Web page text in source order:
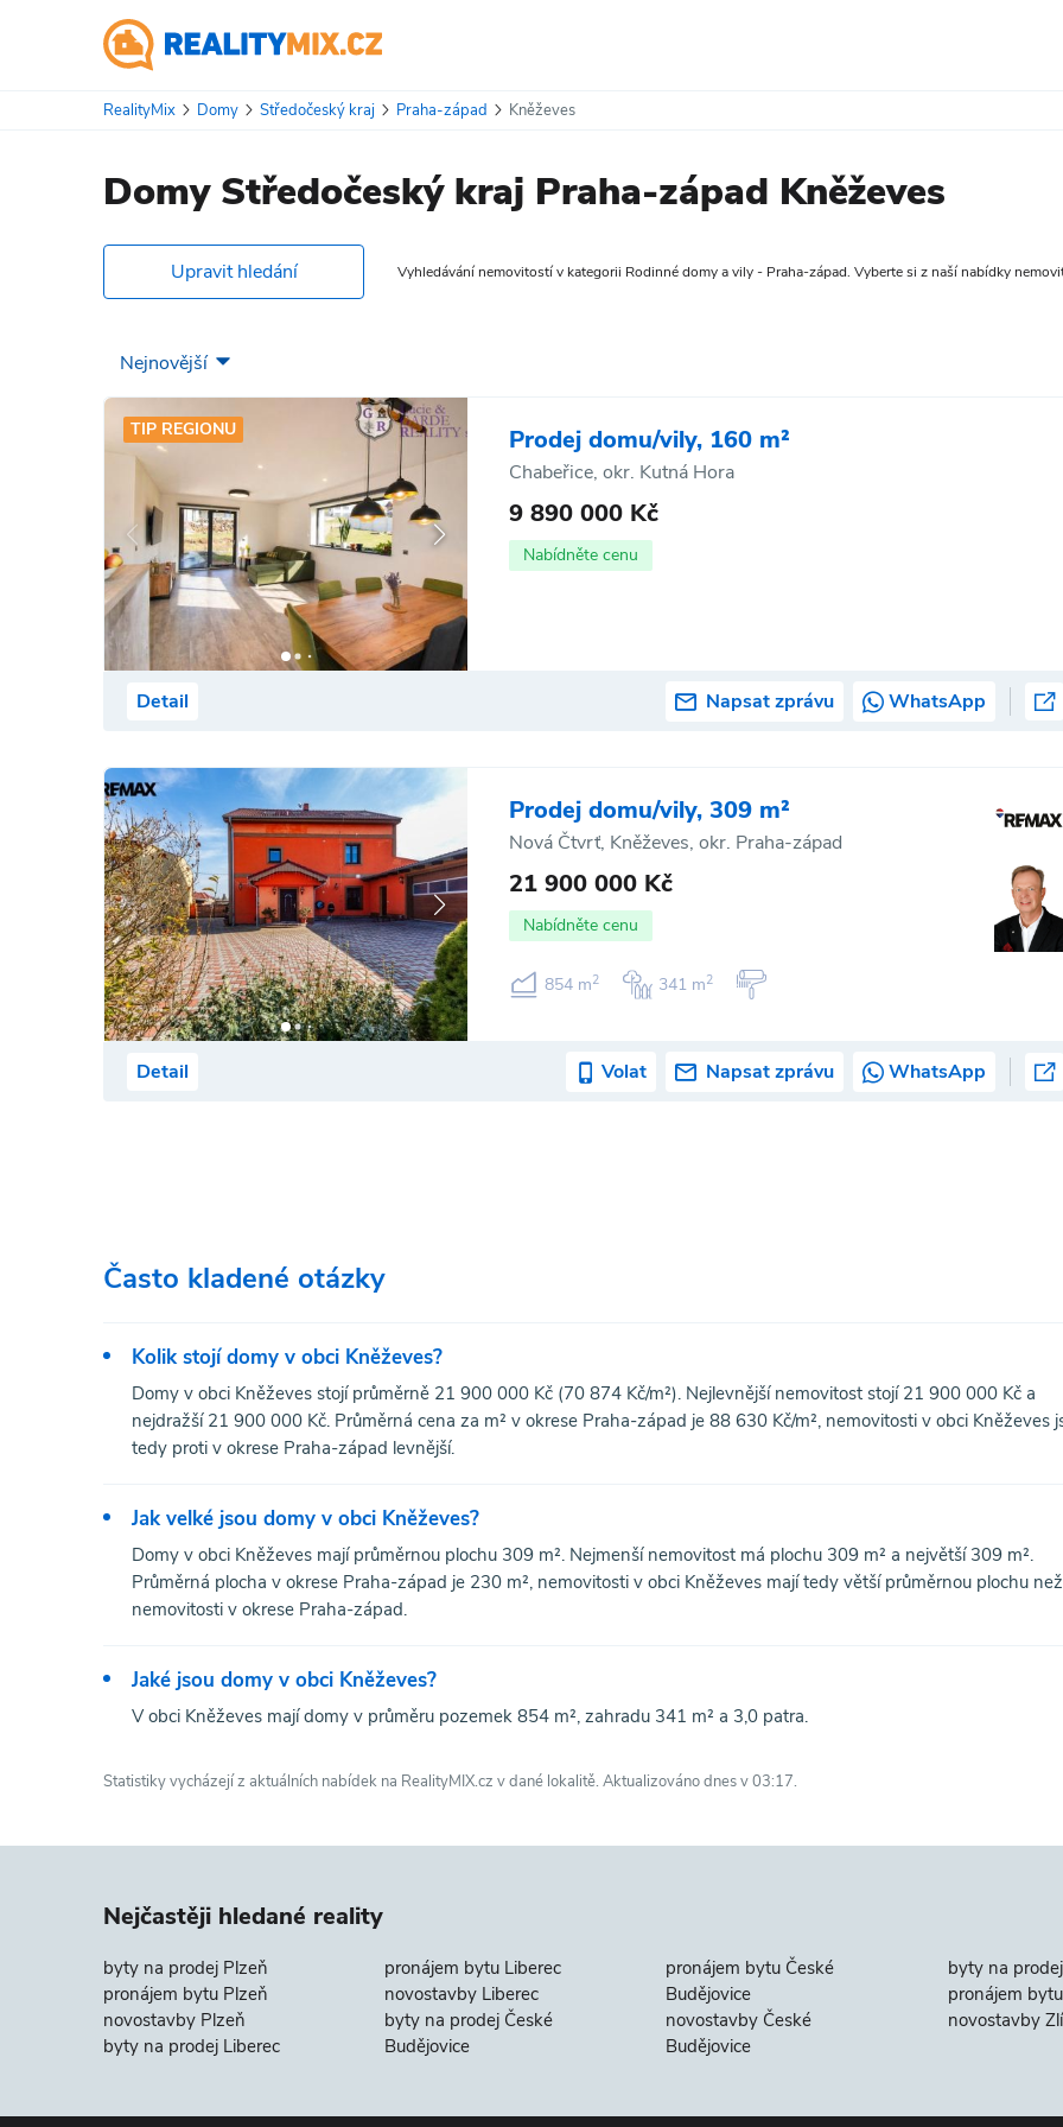
RealityMix Domy Středočeský kraj Praha-západ Kněževes
Domy Středočeský kraj Praha-západ Kněževes
Upravit hledání Vyhledávání nemovitostí v kategorii Rodinné domy a vily - Praha-západ. Vyberte si z naší nabídky
TIP REGIONU Prodej domu/vily, 160 m²
Chabeřice, okr. Kutná Hora
9 890 000 Kč
Nabídněte cenu
Detail Napsat zprávu WhatsApp
Prodej domu/vily, 309 m²
Nová Čtvrť, Kněževes, okr. Praha-západ
21 900 000 Kč
Nabídněte cenu
854 m2 341 m2
Detail Volat Napsat zprávu WhatsApp
Často kladené otázky
Kolik stojí domy v obci Kněževes?
Domy v obci Kněževes stojí průměrně 21 900 000 Kč (70 874 Kč/m²). Nejlevnější nemovitost stojí 21 900 000 Kč a
nejdražší 21 900 000 Kč. Průměrná cena za m² v okrese Praha-západ je 88 630 Kč/m², nemovitosti v obci Kněževes
tedy proti v okrese Praha-západ levnější.
Jak velké jsou domy v obci Kněževes?
Domy v obci Kněževes mají průměrnou plochu 309 m². Nejmenší nemovitost má plochu 309 m² a největší 309 m².
Průměrná plocha v okrese Praha-západ je 230 m², nemovitosti v obci Kněževes mají tedy větší průměrnou plochu než
nemovitosti v okrese Praha-západ.
Jaké jsou domy v obci Kněževes?
V obci Kněževes mají domy v průměru pozemek 854 m², zahradu 341 m² a 3,0 patra.
Statistiky vycházejí z aktuálních nabídek na RealityMIX.cz v dané lokalitě. Aktualizováno dnes v 03:17.
Nejčastěji hledané reality
byty na prodej Plzeň
pronájem bytu Plzeň
novostavby Plzeň
byty na prodej Liberec
pronájem bytu Liberec
novostavby Liberec
byty na prodej České
Budějovice
pronájem bytu České
Budějovice
novostavby České
Budějovice
byty na
pronájem
novostavby